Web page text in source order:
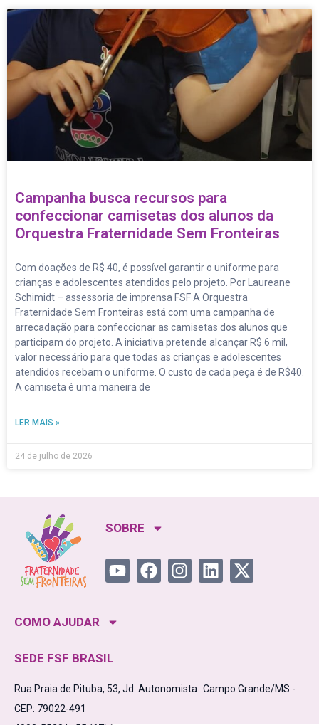
Campanha busca recursos para
confeccionar camisetas dos alunos da
Orquestra Fraternidade Sem Fronteiras
Com doações de R$ 40, é possível garantir o uniforme para
crianças e adolescentes atendidos pelo projeto. Por Laureane
Schimidt – assessoria de imprensa FSF A Orquestra
Fraternidade Sem Fronteiras está com uma campanha de
arrecadação para confeccionar as camisetas dos alunos que
participam do projeto. A iniciativa pretende alcançar R$ 6 mil,
valor necessário para que todas as crianças e adolescentes
atendidos recebam o uniforme. O custo de cada peça é de R$40.
A camiseta é uma maneira de
LER MAIS »
24 de julho de 2026
SOBRE
COMO AJUDAR
SEDE FSF BRASIL
Rua Praia de Pituba, 53, Jd. Autonomista Campo Grande/MS -
CEP: 79022-491